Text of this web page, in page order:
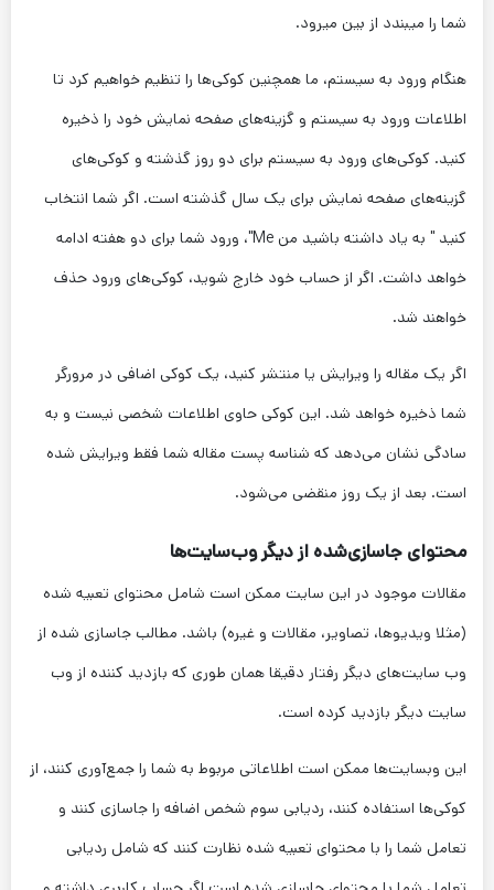
شما را میبندد از بین میرود.
هنگام ورود به سیستم، ما همچنین کوکی‌ها را تنظیم خواهیم کرد تا
اطلاعات ورود به سیستم و گزینه‌های صفحه نمایش خود را ذخیره
کنید. کوکی‌های ورود به سیستم برای دو روز گذشته و کوکی‌های
گزینه‌های صفحه نمایش برای یک سال گذشته است. اگر شما انتخاب
کنید " به یاد داشته باشید من Me"، ورود شما برای دو هفته ادامه
خواهد داشت. اگر از حساب خود خارج شوید، کوکی‌های ورود حذف
خواهند شد.
اگر یک مقاله را ویرایش یا منتشر کنید، یک کوکی اضافی در مرورگر
شما ذخیره خواهد شد. این کوکی حاوی اطلاعات شخصی نیست و به
سادگی نشان می‌دهد که شناسه پست مقاله شما فقط ویرایش شده
است. بعد از یک روز منقضی می‌شود.
محتوای جاسازی‌شده از دیگر وب‌سایت‌ها
مقالات موجود در این سایت ممکن است شامل محتوای تعبیه شده
(مثلا ویدیوها، تصاویر، مقالات و غیره) باشد. مطالب جاسازی شده از
وب سایت‌های دیگر رفتار دقیقا همان طوری که بازدید کننده از وب
سایت دیگر بازدید کرده است.
این وبسایت‌ها ممکن است اطلاعاتی مربوط به شما را جمع‌آوری کنند، از
کوکی‌ها استفاده کنند، ردیابی سوم شخص اضافه را جاسازی کنند و
تعامل شما را با محتوای تعبیه شده نظارت کنند که شامل ردیابی